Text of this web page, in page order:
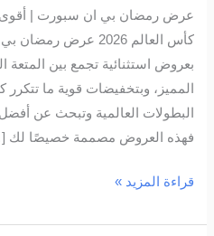
عرض رمضان بي ان سبورت | أقوى
كأس العالم 2026 عرض
بعروض استثنائية تجمع بين المتعة
المميز، وبتخفيضات قوية ما
البطولات العالمية وتبحث عن
فهذه العروض مصممة خصيصًا لك
قراءة المزيد »